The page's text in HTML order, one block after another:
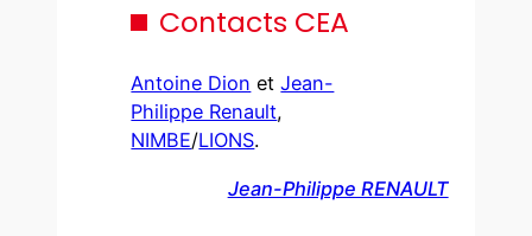
Contacts CEA
Antoine Dion etJean-
Philippe Renault,
NIMBE/LIONS.
Jean-Philippe RENAULT